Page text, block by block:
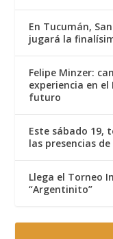
En Tucumán,
jugará la
Felipe Minzer:
experiencia en
futuro
Este sábado 19,
las presencias
Llega el Torneo
“Argentinito”